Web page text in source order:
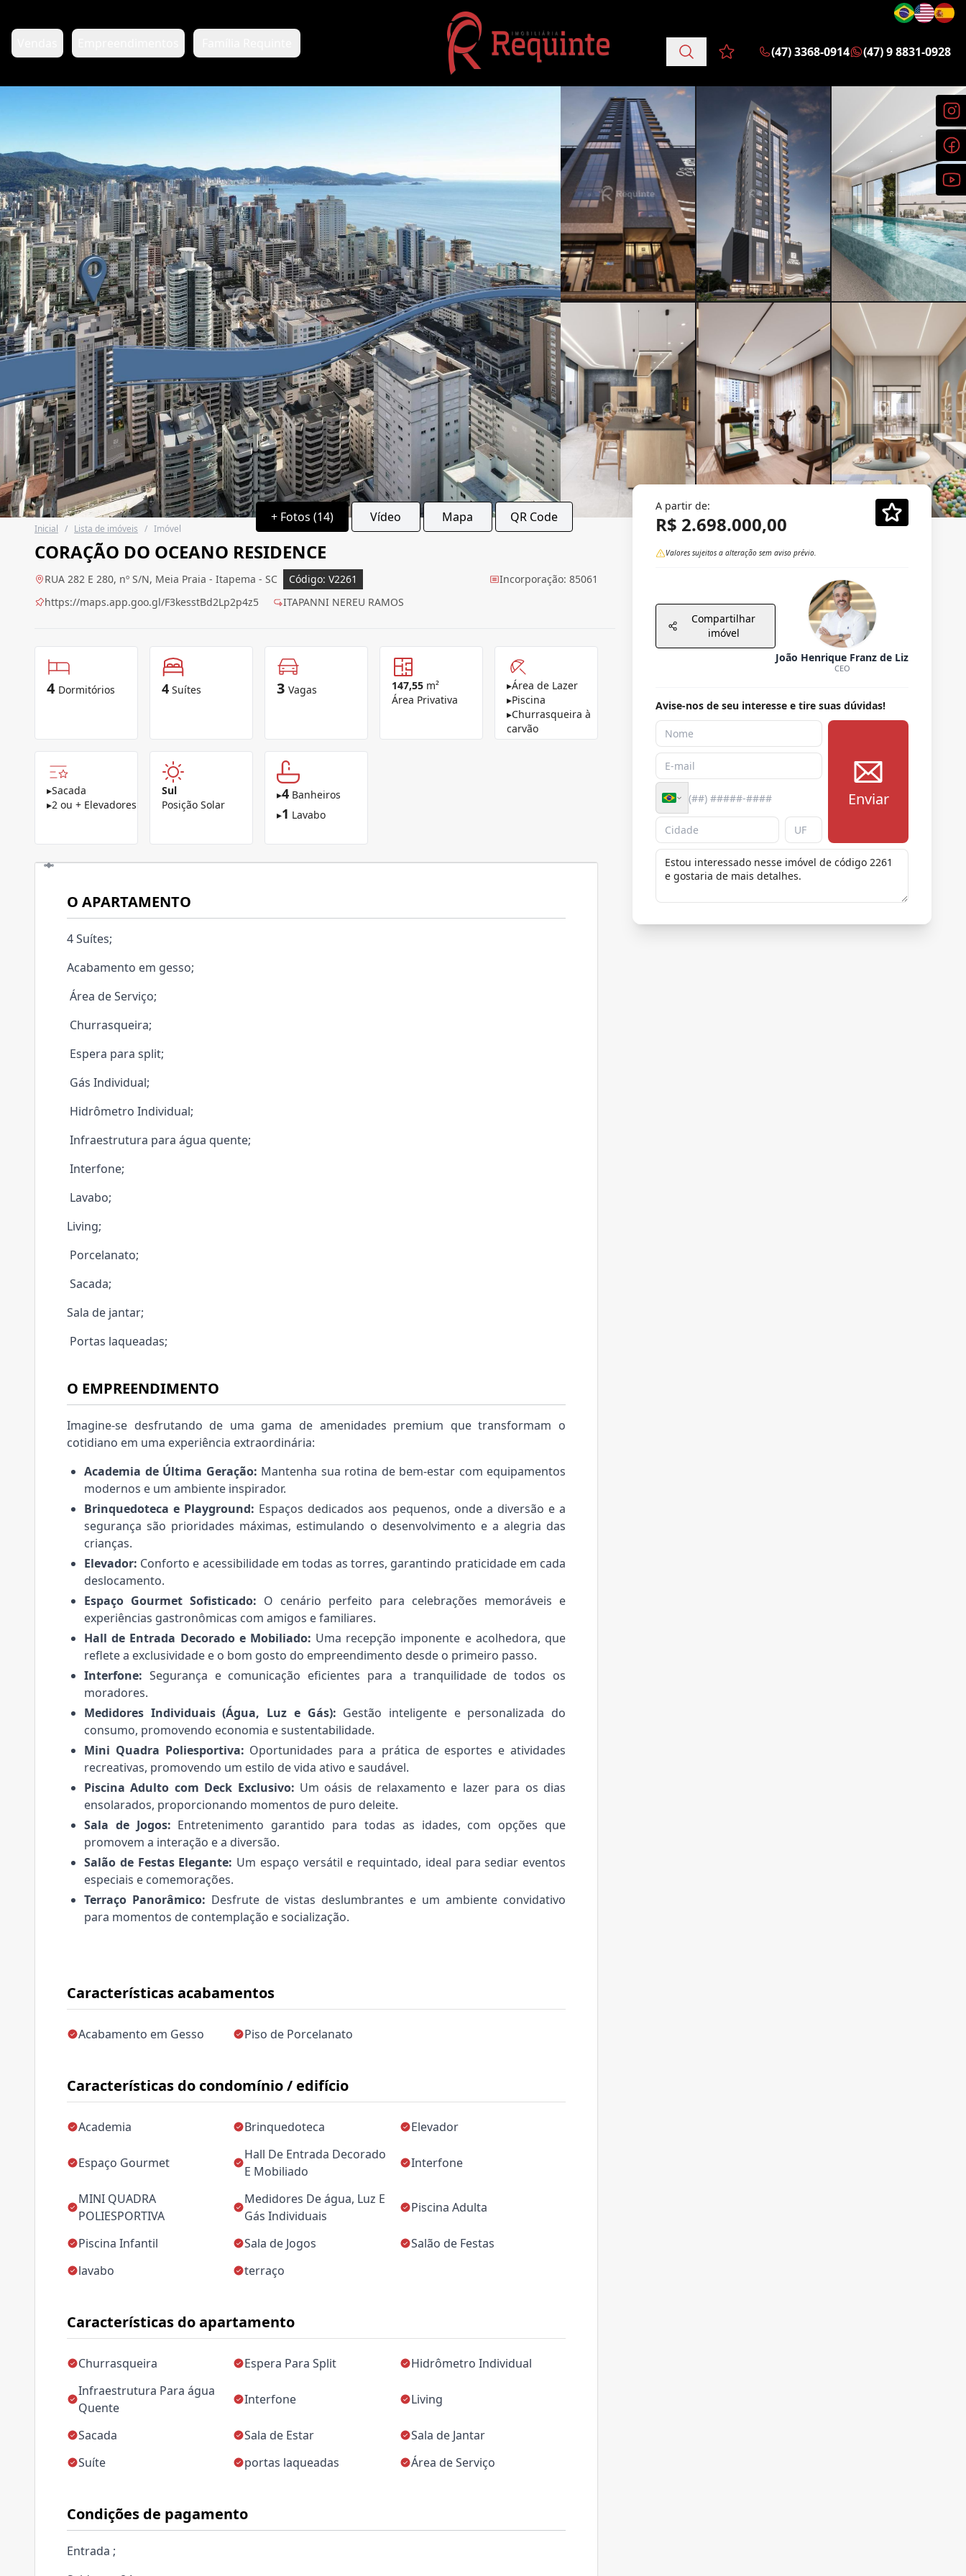
Favoritos (0 itens)
(47) 3368-0914 (47) 9 8831-0928
+ Fotos (14) Vídeo Mapa QR Code
Inicial / Lista de imóveis / Imóvel
CORAÇÃO DO OCEANO RESIDENCE
RUA 282 E 280, nº S/N, Meia Praia - Itapema - SC Código: V2261
Incorporação: 85061
https://maps.app.goo.gl/F3kesstBd2Lp2p4z5
ITAPANNI NEREU RAMOS
4 Dormitórios 4 Suítes 3 Vagas 147,55 m²
Área Privativa
▸Área de Lazer
▸Piscina
▸Churrasqueira à
carvão
▸Sacada
▸2 ou + Elevadores
Sul
Posição Solar
▸4 Banheiros
▸1 Lavabo
Características acabamentos
Acabamento em Gesso Piso de Porcelanato
Características do condomínio / edifício
Academia Brinquedoteca Elevador
Espaço Gourmet
Hall De Entrada Decorado
E Mobiliado
Interfone
MINI QUADRA
POLIESPORTIVA
Medidores De água, Luz E
Gás Individuais
Piscina Adulta
Piscina Infantil Sala de Jogos
Salão de Festas
lavabo
terraço
Características do apartamento
Churrasqueira Espera Para Split
Hidrômetro Individual
Infraestrutura Para água
Quente
Interfone Living
Sacada Sala de Estar
Sala de Jantar
Suíte
portas laqueadas Área de Serviço
O APARTAMENTO
4 Suítes;
Acabamento em gesso;
Área de Serviço;
Churrasqueira;
Espera para split;
Gás Individual;
Hidrômetro Individual;
Infraestrutura para água quente;
Interfone;
Lavabo;
Living;
Porcelanato;
Sacada;
Sala de jantar;
Portas laqueadas;
O EMPREENDIMENTO
Imagine-se desfrutando de uma gama de amenidades premium que transformam o
cotidiano em uma experiência extraordinária:
Academia de Última Geração: Mantenha sua rotina de bem-estar com equipamentos
modernos e um ambiente inspirador.
Brinquedoteca e Playground: Espaços dedicados aos pequenos, onde a diversão e a
segurança são prioridades máximas, estimulando o desenvolvimento e a alegria das
crianças.
Elevador: Conforto e acessibilidade em todas as torres, garantindo praticidade em cada
deslocamento.
Espaço Gourmet Sofisticado: O cenário perfeito para celebrações memoráveis e
experiências gastronômicas com amigos e familiares.
Hall de Entrada Decorado e Mobiliado: Uma recepção imponente e acolhedora, que
reflete a exclusividade e o bom gosto do empreendimento desde o primeiro passo.
Interfone: Segurança e comunicação eficientes para a tranquilidade de todos os
moradores.
Medidores Individuais (Água, Luz e Gás): Gestão inteligente e personalizada do
consumo, promovendo economia e sustentabilidade.
Mini Quadra Poliesportiva: Oportunidades para a prática de esportes e atividades
recreativas, promovendo um estilo de vida ativo e saudável.
Piscina Adulto com Deck Exclusivo: Um oásis de relaxamento e lazer para os dias
ensolarados, proporcionando momentos de puro deleite.
Sala de Jogos: Entretenimento garantido para todas as idades, com opções que
promovem a interação e a diversão.
Salão de Festas Elegante: Um espaço versátil e requintado, ideal para sediar eventos
especiais e comemorações.
Terraço Panorâmico: Desfrute de vistas deslumbrantes e um ambiente convidativo
para momentos de contemplação e socialização.
Condições de pagamento
Entrada ;
A partir de:
R$ 2.698.000,00
Valores sujeitos a alteração sem aviso prévio.
Compartilhar
imóvel
João Henrique Franz de Liz
CEO
Avise-nos de seu interesse e tire suas dúvidas!
Enviar